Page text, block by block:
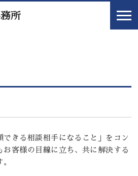
所
できる相談相手になること」をコン
お客様の目線に立ち、共に解決する